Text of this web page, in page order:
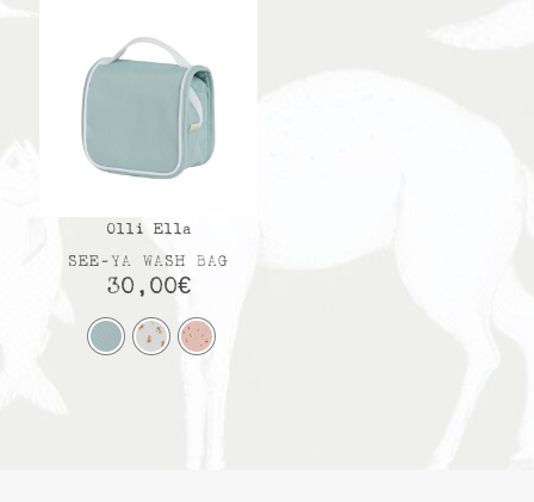
Olli Ella
SEE-YA WASH BAG
30,00€